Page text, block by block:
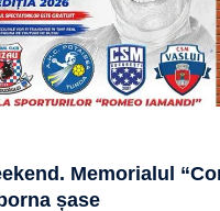
Memorialul
șase